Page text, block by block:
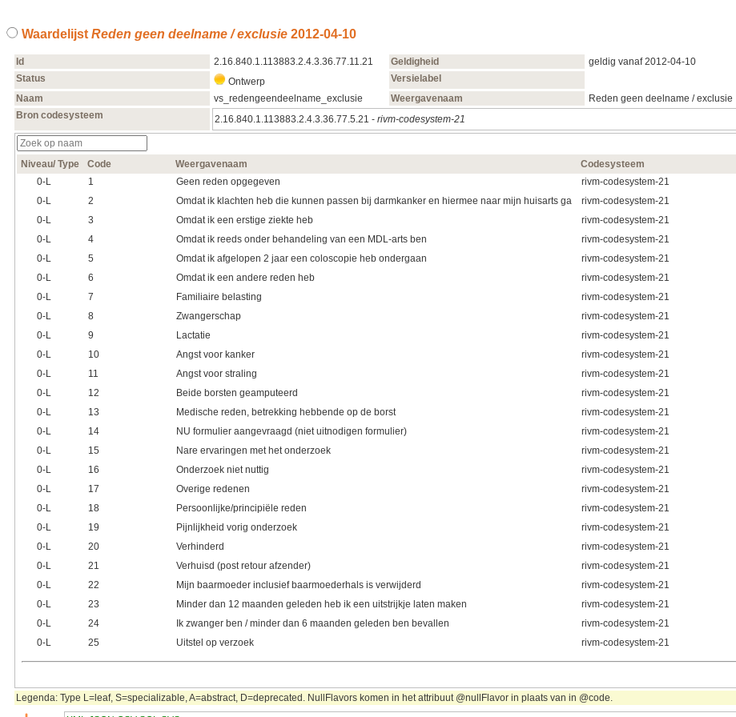
Waardelijst Reden geen deelname / exclusie 2012‑04‑10
Id 2.16.840.1.113883.2.4.3.36.77.11.21 Geldigheid
geldig vanaf 2012‑04‑10
Status
Ontwerp
Versielabel
Naam
vs_redengeendeelname_exclusie Weergavenaam
Reden geen deelname / exclusie
Bron codesysteem
2.16.840.1.113883.2.4.3.36.77.5.21 - rivm-codesystem-21
Niveau/ Type Code Weergavenaam
Codesysteem
0‑L
1 Geen reden opgegeven
rivm-codesystem-21
0‑L
2 Omdat ik klachten heb die kunnen passen bij darmkanker en hiermee naar mijn huisarts ga
rivm-codesystem-21
0‑L
3 Omdat ik een erstige ziekte heb
rivm-codesystem-21
0‑L
4 Omdat ik reeds onder behandeling van een MDL-arts ben
rivm-codesystem-21
0‑L
5 Omdat ik afgelopen 2 jaar een coloscopie heb ondergaan
rivm-codesystem-21
0‑L
6 Omdat ik een andere reden heb
rivm-codesystem-21
0‑L
7 Familiaire belasting
rivm-codesystem-21
0‑L
8 Zwangerschap
rivm-codesystem-21
0‑L
9 Lactatie
rivm-codesystem-21
0‑L
10 Angst voor kanker
rivm-codesystem-21
0‑L
11 Angst voor straling
rivm-codesystem-21
0‑L
12 Beide borsten geamputeerd
rivm-codesystem-21
0‑L
13 Medische reden, betrekking hebbende op de borst
rivm-codesystem-21
0‑L
14 NU formulier aangevraagd (niet uitnodigen formulier)
rivm-codesystem-21
0‑L
15 Nare ervaringen met het onderzoek
rivm-codesystem-21
0‑L
16 Onderzoek niet nuttig
rivm-codesystem-21
0‑L
17 Overige redenen
rivm-codesystem-21
0‑L
18 Persoonlijke/principiële reden
rivm-codesystem-21
0‑L
19 Pijnlijkheid vorig onderzoek
rivm-codesystem-21
0‑L
20 Verhinderd
rivm-codesystem-21
0‑L
21 Verhuisd (post retour afzender)
rivm-codesystem-21
0‑L
22 Mijn baarmoeder inclusief baarmoederhals is verwijderd
rivm-codesystem-21
0‑L
23 Minder dan 12 maanden geleden heb ik een uitstrijkje laten maken
rivm-codesystem-21
0‑L
24 Ik zwanger ben / minder dan 6 maanden geleden ben bevallen
rivm-codesystem-21
0‑L
25 Uitstel op verzoek rivm-codesystem-21
Legenda: Type L=leaf, S=specializable, A=abstract, D=deprecated. NullFlavors komen in het attribuut @nullFlavor in plaats van in @code.